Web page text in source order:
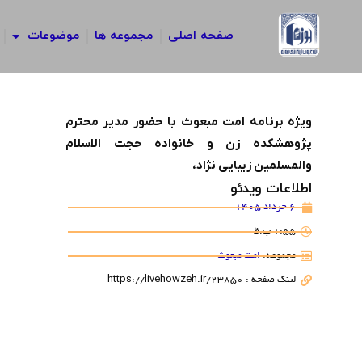
صفحه اصلی مجموعه ها موضوعات
ویژه برنامه امت مبعوث با حضور مدیر محترم
پژوهشکده زن و خانواده حجت الاسلام
والمسلمین زیبایی نژاد،
اطلاعات ویدئو
6 خرداد 1405
1:55 ب.ظ
مجموعه:امت مبعوث
لینک صفحه : https://livehowzeh.ir/23850